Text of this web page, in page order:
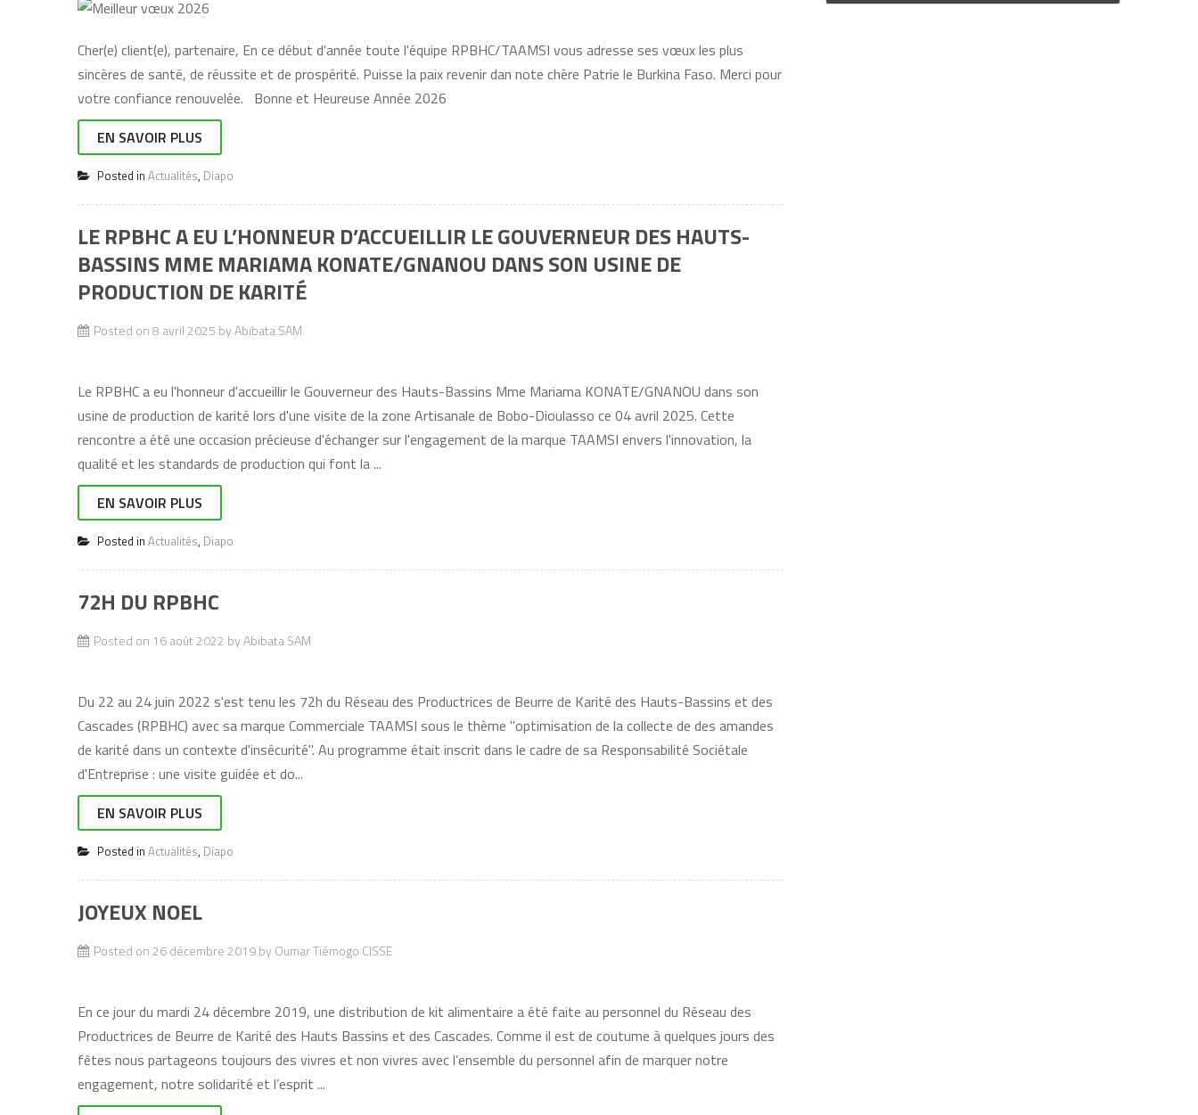
Cher(e) client(e), partenaire, En ce début d'année toute l'équipe RPBHC/TAAMSI vous adresse ses vœux les plus
sincères de santé, de réussite et de prospérité. Puisse la paix revenir dan note chère Patrie le Burkina Faso. Merci pour
votre confiance renouvelée. Bonne et Heureuse Année 2026
EN SAVOIR PLUS
Posted in Actualités, Diapo
LE RPBHC A EU L’HONNEUR D’ACCUEILLIR LE GOUVERNEUR DES HAUTS-
BASSINS MME MARIAMA KONATE/GNANOU DANS SON USINE DE
PRODUCTION DE KARITÉ
Posted on8 avril 2025 byAbibata SAM
Le RPBHC a eu l'honneur d'accueillir le Gouverneur des Hauts-Bassins Mme Mariama KONATE/GNANOU dans son
usine de production de karité lors d'une visite de la zone Artisanale de Bobo-Dioulasso ce 04 avril 2025. Cette
rencontre a été une occasion précieuse d'échanger sur l'engagement de la marque TAAMSI envers l'innovation, la
qualité et les standards de production qui font la ...
EN SAVOIR PLUS
Posted in Actualités, Diapo
72H DU RPBHC
Posted on 16 août 2022 byAbibata SAM
Du 22 au 24 juin 2022 s'est tenu les 72h du Réseau des Productrices de Beurre de Karité des Hauts-Bassins et des
Cascades (RPBHC) avec sa marque Commerciale TAAMSI sous le thème "optimisation de la collecte de des amandes
de karité dans un contexte d'insécurité". Au programme était inscrit dans le cadre de sa Responsabilité Sociétale
d'Entreprise : une visite guidée et do...
EN SAVOIR PLUS
Posted in Actualités, Diapo
JOYEUX NOEL
Posted on26 décembre 2019by Oumar Tiémogo CISSE
En ce jour du mardi 24 décembre 2019, une distribution de kit alimentaire a été faite au personnel du Réseau des
Productrices de Beurre de Karité des Hauts Bassins et des Cascades. Comme il est de coutume à quelques jours des
fêtes nous partageons toujours des vivres et non vivres avec l’ensemble du personnel afin de marquer notre
engagement, notre solidarité et l’esprit ...